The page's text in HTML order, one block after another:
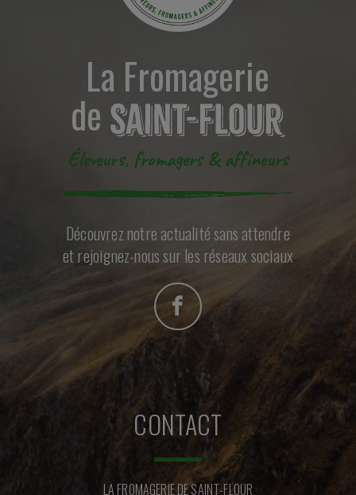
La Fromagerie
de
Éleveurs, fromagers & affineurs
Découvrez notre actualité sans attendre
et rejoignez-nous sur les réseaux sociaux
CONTACT
LA FROMAGERIE DE SAINT-FLOUR